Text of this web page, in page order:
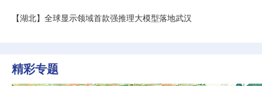
【湖北】全球显示领域首款强推理大模型落地武汉
精彩专题